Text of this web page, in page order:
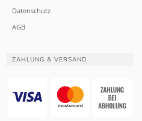
Datenschutz
AGB
ZAHLUNG & VERSAND